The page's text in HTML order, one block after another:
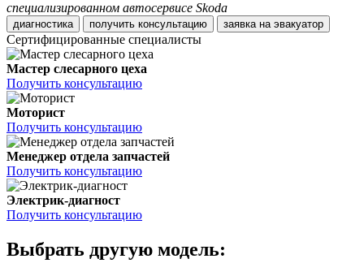
специализированном автосервисе Skoda
диагностика получить консультацию заявка на эвакуатор
Сертифицированные специалисты
Мастер слесарного цеха
Получить консультацию
Моторист
Получить консультацию
Менеджер отдела запчастей
Получить консультацию
Электрик-диагност
Получить консультацию
Выбрать другую модель: